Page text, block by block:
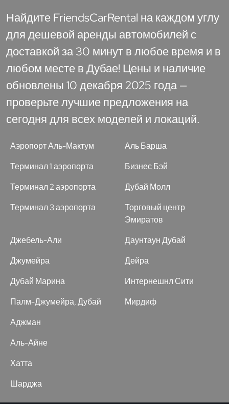
Найдите FriendsCarRental на каждом углу
для дешевой аренды автомобилей с
доставкой за 30 минут в любое время и в
любом месте в Дубае! Цены и наличие
обновлены 10 декабря 2025 года —
проверьте лучшие предложения на
сегодня для всех моделей и локаций.
Аэропорт Аль-Мактум
Терминал 1 аэропорта
Терминал 2 аэропорта
Терминал 3 аэропорта
Аль Барша
Бизнес Бэй
Дубай Молл
Торговый центр
Эмиратов
Джебель-Али
Джумейра
Дубай Марина
Палм-Джумейра, Дубай
Даунтаун Дубай
Дейра
Интернешнл Сити
Мирдиф
Аджман
Аль-Айне
Хатта
Шарджа